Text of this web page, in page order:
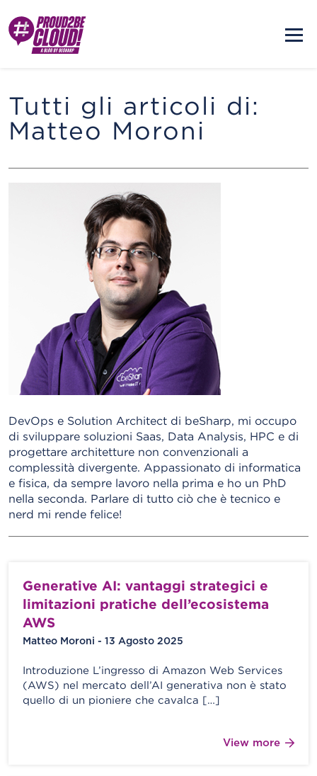
Tutti gli articoli di:
Matteo Moroni
DevOps e Solution Architect di beSharp, mi occupo
di sviluppare soluzioni Saas, Data Analysis, HPC e di
progettare architetture non convenzionali a
complessità divergente. Appassionato di informatica
e fisica, da sempre lavoro nella prima e ho un PhD
nella seconda. Parlare di tutto ciò che è tecnico e
nerd mi rende felice!
Generative AI: vantaggi strategici e
limitazioni pratiche dell’ecosistema
AWS
Matteo Moroni - 13 Agosto 2025
Introduzione L’ingresso di Amazon Web Services
(AWS) nel mercato dell’AI generativa non è stato
quello di un pioniere che cavalca […]
View more